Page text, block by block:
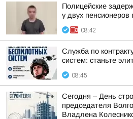
Полицейские
у двух
08:42
Служба по
систем: станьте
08:45
Сегодня – День
председателя
Владлена